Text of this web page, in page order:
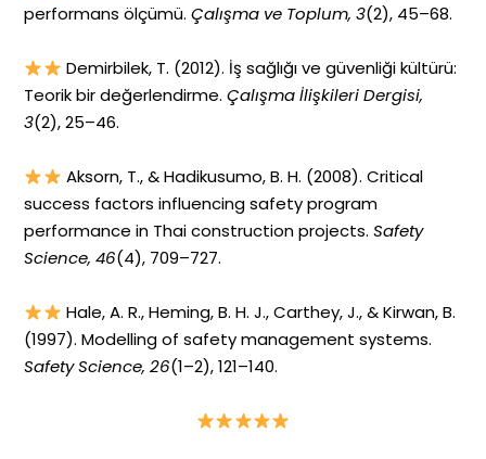
performans ölçümü.Çalışma ve Toplum, 3(2), 45–68.
Demirbilek, T. (2012). İş sağlığı ve güvenliği kültürü:
Teorik bir değerlendirme.Çalışma İlişkileri Dergisi,
3(2), 25–46.
Aksorn, T., & Hadikusumo, B. H. (2008). Critical
success factors influencing safety program
performance in Thai construction projects.Safety
Science, 46(4), 709–727.
Hale, A. R., Heming, B. H. J., Carthey, J., & Kirwan, B.
(1997). Modelling of safety management systems.
Safety Science, 26(1–2), 121–140.